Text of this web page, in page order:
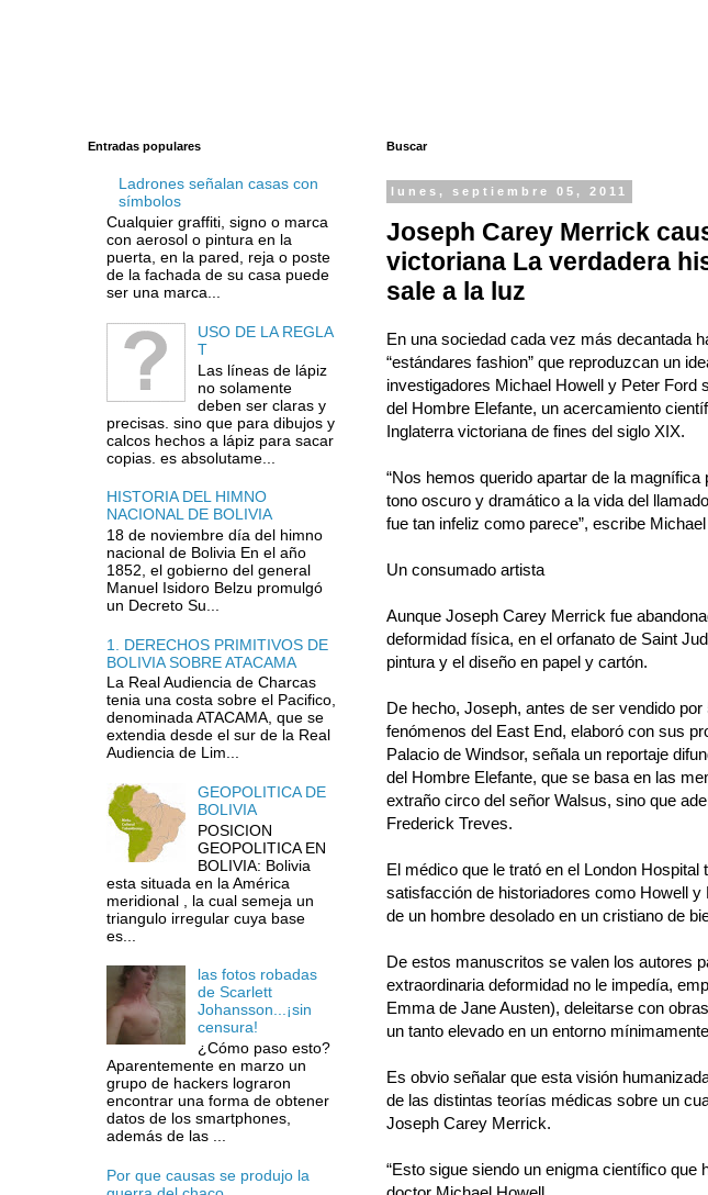
Buscar
lunes, septiembre 05, 2011
Joseph Carey Merrick
victoriana La verdadera
sale a la luz
En una sociedad cada vez más decantada
“estándares fashion” que reproduzcan un
investigadores Michael Howell y Peter Ford
del Hombre Elefante, un acercamiento
Inglaterra victoriana de fines del siglo XIX.
“Nos hemos querido apartar de la
tono oscuro y dramático a la vida del
fue tan infeliz como parece”, escribe
Un consumado artista
Aunque Joseph Carey Merrick fue
deformidad física, en el orfanato de Saint
pintura y el diseño en papel y cartón.
De hecho, Joseph, antes de ser vendido
fenómenos del East End, elaboró con sus
Palacio de Windsor, señala un reportaje
del Hombre Elefante, que se basa en las
extraño circo del señor Walsus, sino que
Frederick Treves.
El médico que le trató en el London
satisfacción de historiadores como Howell
de un hombre desolado en un cristiano de
De estos manuscritos se valen los autores
extraordinaria deformidad no le impedía,
Emma de Jane Austen), deleitarse con
un tanto elevado en un entorno
Es obvio señalar que esta visión
de las distintas teorías médicas sobre un
Joseph Carey Merrick.
“Esto sigue siendo un enigma científico que
Entradas populares
Ladrones señalan casas con
símbolos
Cualquier graffiti, signo o marca
con aerosol o pintura en la
puerta, en la pared, reja o poste
de la fachada de su casa puede
ser una marca...
USO DE LA REGLA
T
Las líneas de lápiz
no solamente
deben ser claras y
precisas. sino que para dibujos y
calcos hechos a lápiz para sacar
copias. es absolutame...
HISTORIA DEL HIMNO
NACIONAL DE BOLIVIA
18 de noviembre día del himno
nacional de Bolivia En el año
1852, el gobierno del general
Manuel Isidoro Belzu promulgó
un Decreto Su...
1. DERECHOS PRIMITIVOS DE
BOLIVIA SOBRE ATACAMA
La Real Audiencia de Charcas
tenia una costa sobre el Pacifico,
denominada ATACAMA, que se
extendia desde el sur de la Real
Audiencia de Lim...
GEOPOLITICA DE
BOLIVIA
POSICION
GEOPOLITICA EN
BOLIVIA: Bolivia
esta situada en la América
meridional , la cual semeja un
triangulo irregular cuya base
es...
las fotos robadas
de Scarlett
Johansson...¡sin
censura!
¿Cómo paso esto?
Aparentemente en marzo un
grupo de hackers lograron
encontrar una forma de obtener
datos de los smartphones,
además de las ...
Por que causas se produjo la